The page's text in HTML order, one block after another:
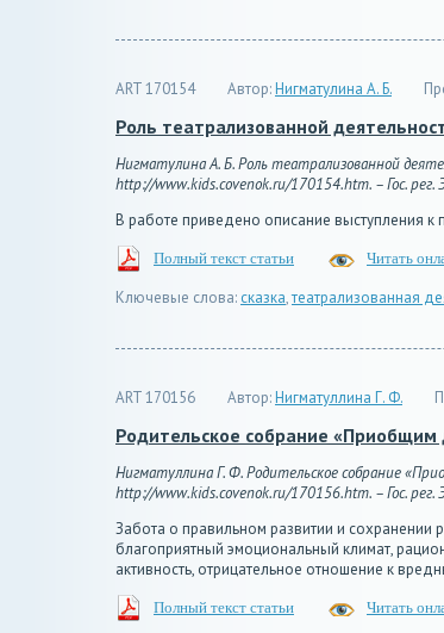
ART 170154 Автор:Нигматулина А. Б.
Роль театрализованной
Нигматулина А. Б. Роль театрализованной
http://www.kids.covenok.ru/170154.htm. – Гос.
В работе приведено описание выступления к
Полный текст статьи Читать
Ключевые слова: сказка,театрализованная
ART 170156 Автор:Нигматуллина Г. Ф.
Родительское собрание
Нигматуллина Г. Ф. Родительское собрание
http://www.kids.covenok.ru/170156.htm. – Гос.
Забота о правильном развитии и
благоприятный эмоциональный климат,
активность, отрицательное отношение к
Полный текст статьи Читать